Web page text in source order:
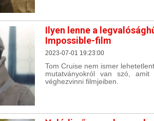
Ilyen lenne a
Impossible-film
2023-07-01 19:23:00
Tom Cruise nem ismer
mutatványokról van szó,
véghezvinni filmjeiben.